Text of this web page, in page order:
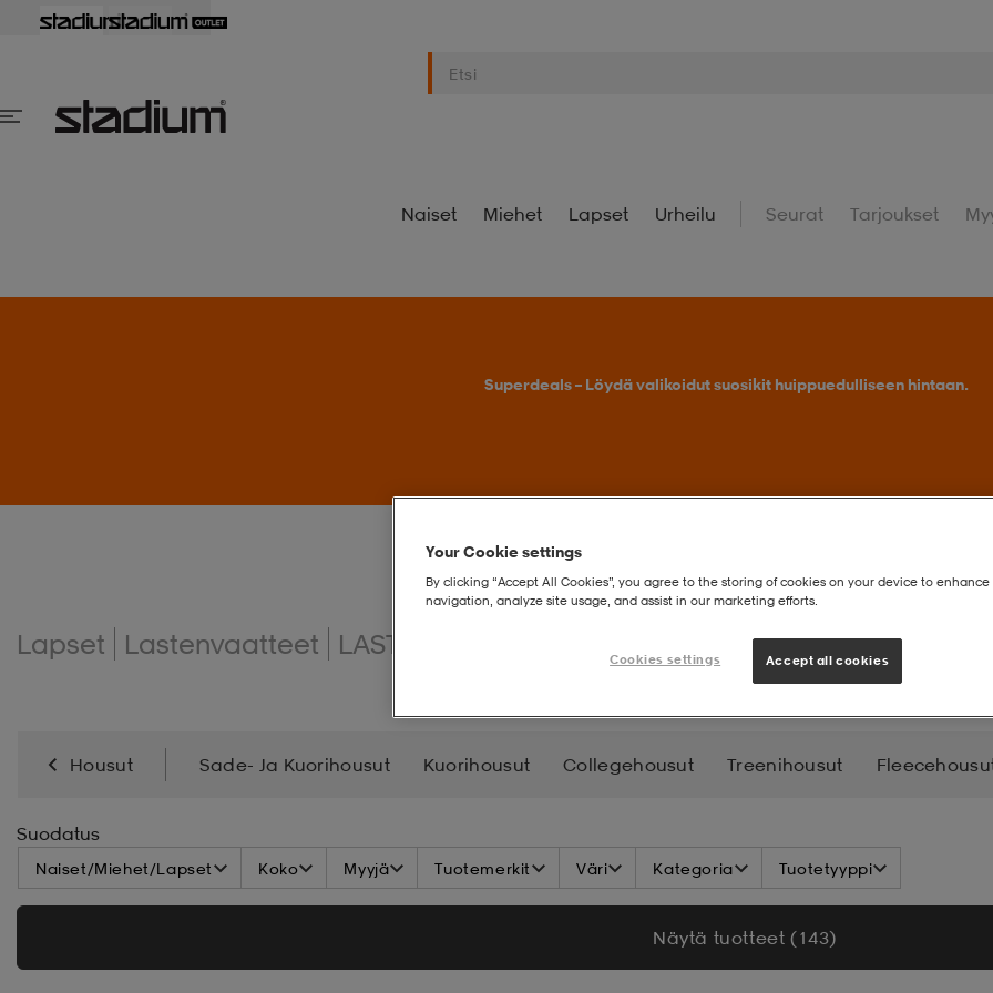
Naiset Miehet Lapset Urheilu Seurat Tarjoukset
Superdeals – Löydä valikoidut suosikit huippuedulliseen hintaan.
Lapset Lastenvaatteet LASTEN HOUSUT Laskettelu- ja lumilautahousut
Housut Sade- Ja Kuorihousut Kuorihousut Collegehousut Treenihousut
Laskettelu- Ja Lumilautahousut
Suodatus
Naiset/Miehet/Lapset Koko Myyjä Tuotemerkit Väri Kategoria Tuotetyyppi
Näytä tuotteet (143)
Your Cookie settings
By clicking “Accept All Cookies”, you agree to the storing of cookies on your device to enhance
navigation, analyze site usage, and assist in our marketing efforts.
Cookies settings Accept all cookies